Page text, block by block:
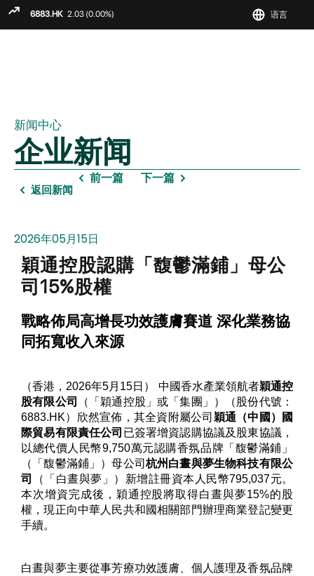
语言
新闻中心
企业新闻
返回新闻
前一篇 下一篇
2026年05月15日
穎通控股認購「馥鬱滿鋪」母公
司15%股權
戰略佈局高增長功效護膚賽道 深化業務協
同拓寬收入來源
（香港，2026年5月15日） 中國香水產業領航者穎通控
股有限公司
（「穎通控股」或「集團」）（股份代號：
6883.HK）欣然宣佈，其全資附屬公司 穎通（中國）國
際貿易有限責任公司 已簽署增資認購協議及股東協議，
以總代價人民幣9,750萬元認購香氛品牌「馥鬱滿鋪」
（「馥鬱滿鋪」）母公司 杭州白晝與夢生物科技有限公
司
（「白晝與夢」）新增註冊資本人民幣795,037元。
本次增資完成後，穎通控股將取得白晝與夢15%的股
權，現正向中華人民共和國相關部門辦理商業登記變更
手續。
白晝與夢主要從事芳療功效護膚、個人護理及香氛品牌